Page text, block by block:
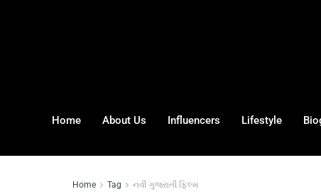
Home About Us Influencers Lifestyle
Home Tag નવી ગુજરાતી ફિલ્મ